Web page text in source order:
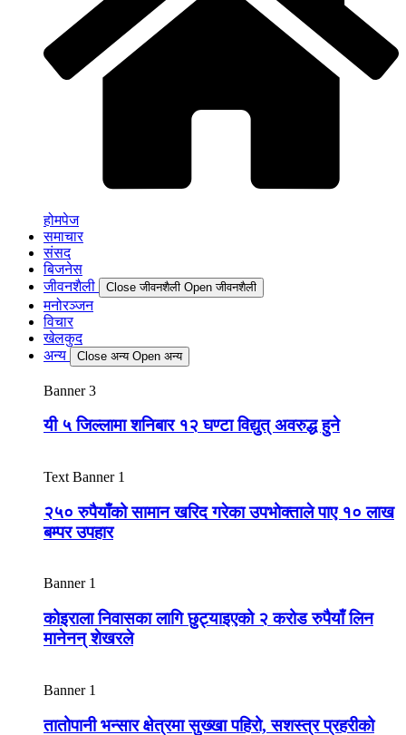
होमपेज
समाचार
संसद
बिजनेस
जीवनशैली
Close जीवनशैली Open जीवनशैली
मनोरञ्जन
विचार
खेलकुद
अन्य
Close अन्य Open अन्य
Banner 3
यी ५ जिल्लामा शनिबार १२ घण्टा विद्युत् अवरुद्ध हुने
Text Banner 1
२५० रुपैयाँको सामान खरिद गरेका उपभोक्ताले पाए १० लाख
बम्पर उपहार
Banner 1
कोइराला निवासका लागि छुट्याइएको २ करोड रुपैयाँ लिन
मानेनन् शेखरले
Banner 1
तातोपानी भन्सार क्षेत्रमा सुख्खा पहिरो, सशस्त्र प्रहरीको